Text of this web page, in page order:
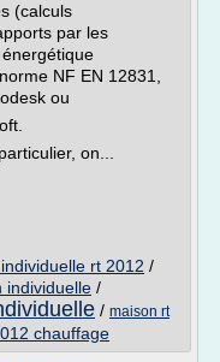
(calculs
par les
NF EN 12831,
ou
on...
rt 2012 /
individuelle /
/ maison rt
chauffage